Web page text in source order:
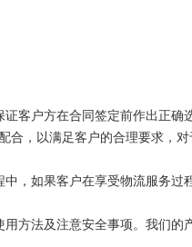
客户方在合同签定前作出正确
，以满足客户的合理要求，
，如果客户在享受物流服务过
方法及注意安全事项。我们的